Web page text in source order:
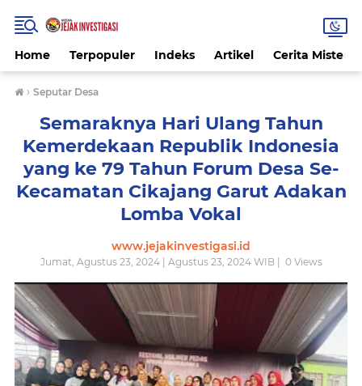
Home Terpopuler Indeks Artikel Cerita Misteri
› Seputar Desa
Semaraknya Hari Ulang Tahun
Kemerdekaan Republik Indonesia
yang ke 79 Tahun Forum Desa Se-
Kecamatan Cikajang Garut Adakan
Lomba Vokal
www.jejakinvestigasi.id
Jumat, Agustus 23, 2024 | Agustus 23, 2024 WIB | 0Views